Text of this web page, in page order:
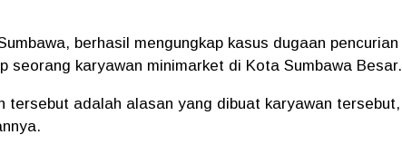
berhasil mengungkap kasus dugaan pencurian
seorang karyawan minimarket di Kota Sumbawa Besar.
adalah alasan yang dibuat karyawan tersebut,